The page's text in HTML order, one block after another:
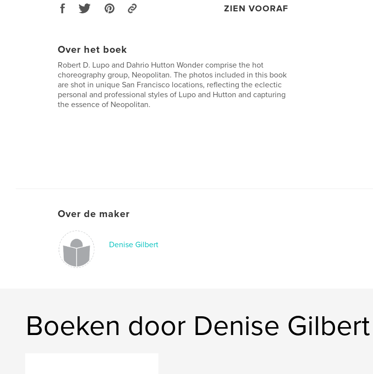
ZIEN VOORAF
Over het boek
Robert D. Lupo and Dahrio Hutton Wonder comprise the hot
choreography group, Neopolitan. The photos included in this book
are shot in unique San Francisco locations, reflecting the eclectic
personal and professional styles of Lupo and Hutton and capturing
the essence of Neopolitan.
Over de maker
Denise Gilbert
Boeken door Denise Gilbert